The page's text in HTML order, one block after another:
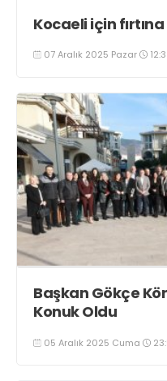
Kocaeli için fırtına
07 Aralık 2025 Pazar
Başkan Gökçe
Konuk Oldu
05 Aralık 2025 Cuma